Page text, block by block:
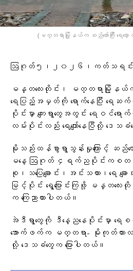
(မတ္တရာမြို့နယ်က ဆည်တော်ကြီး ရေ
ဩဂုတ်၅၊၂၀၂၆၊ကတ်သရင်း/
မန္တလေးတိုင်း၊ မတ္တရာမြို့နယ်က
ရေပြည့်အမှတ်ကို ရောက်နေပြီး ရေဆ
ပိုင်းမှာ ကျေးရွာတွေအတွင်း ရေဝင်‌ရေ
လမ်းပိုင်းလည်း ရေကျော်နေပြီလို့ ဒေသ
မိုးသည်းထန်စွာရွာသွန်းမှုကြောင့် ဆည်တ
မနေ့ ဩဂုတ် ၄ရက်ညပိုင်းကစတင်
စု၊သပြေချောင်း၊အင်းသကား၊ရေ‌ ခ
မြင့်ပိုင်း ရွေ့ပြောင်းကြဖို့ မန္တလ
က ကြေညာထားပါတယ်။
အဲဒီရွာတွေကို ဒီနေ့ညနေပိုင်းမှာ ရ
အောက်ဖက်က မတ္တရာ- မိုးကုတ်ကားလ
လို့ ဒေသခံတွေက ပြောပါတယ်။